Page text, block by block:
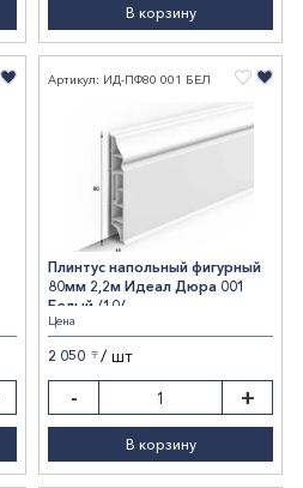
В корзину
Артикул: ИД-ПФ80 001 БЕЛ
Плинтус напольный фигурный
80мм 2,2м Идеал Дюра 001
Белый /10/
Цена
2 050 〒 / шт
- +
В корзину